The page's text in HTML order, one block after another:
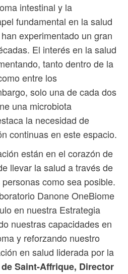
intestinal y la
fundamental en la salud
experimentado un gran
El interés en la salud
tanto dentro de la
entre los
solo una de cada dos
una microbiota
la necesidad de
continuas en este espacio.
están en el corazón de
llevar la salud a través de
como sea posible.
Danone OneBiome
en nuestra Estrategia
nuestras capacidades en
y reforzando nuestro
en salud liderada por la
Saint-Affrique, Director